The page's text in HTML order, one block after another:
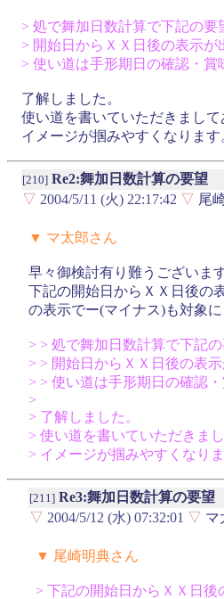
> 処で舞加日数計算で下記の
> 開始日からＸＸ日後の表示が
> 使い道は手形期日の確認・賞
了解しました。
使い道を書いていただきまして
イメージが掴みやすくなります
[210] Re2:舞加日数計算の要望
▽ 2004/5/11 (火) 22:17:42 ▽ 尾
▼ マ太郎さん
早々御検討有り難うございます
下記の開始日からＸＸ日後の
の表示でー(マイナス)も対象
> > 処で舞加日数計算で下記
> > 開始日からＸＸ日後の表
> > 使い道は手形期日の確認
>
> 了解しました。
> 使い道を書いていただきま
> イメージが掴みやすくなりま
[211] Re3:舞加日数計算の要望
▽ 2004/5/12 (水) 07:32:01 ▽ マ
▼ 尾崎明典さん
> 下記の開始日からＸＸ日